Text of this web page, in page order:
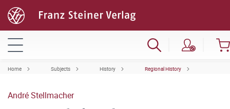
Home Subjects History Regional History
André Stellmacher